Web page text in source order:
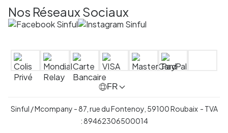
Nos Réseaux Sociaux
FR
Sinful / Mcompany - 87, rue du Fontenoy, 59100 Roubaix - TVA
: 89462306500014